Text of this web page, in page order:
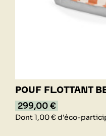
POUF FLOTTANT
299,00 €
Dont 1,00 € d'éco-